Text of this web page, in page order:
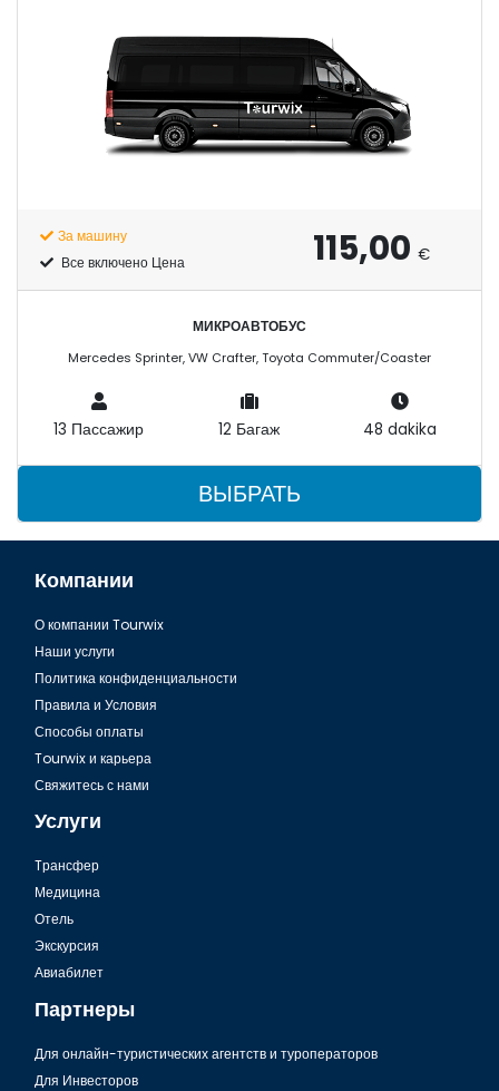
За машину
Все включено Цена
115,00 €
МИКРОАВТОБУС
Mercedes Sprinter, VW Crafter, Toyota Commuter/Coaster
13 Пассажир 12 Багаж 48 dakika
ВЫБРАТЬ
Компании
О компании Tourwix
Наши услуги
Политика конфиденциальности
Правила и Условия
Способы оплаты
Tourwix и карьера
Свяжитесь с нами
Услуги
Tрансфер
Медицина
Отель
Экскурсия
Авиабилет
Партнеры
Для онлайн-туристических агентств и туроператоров
Для Инвесторов